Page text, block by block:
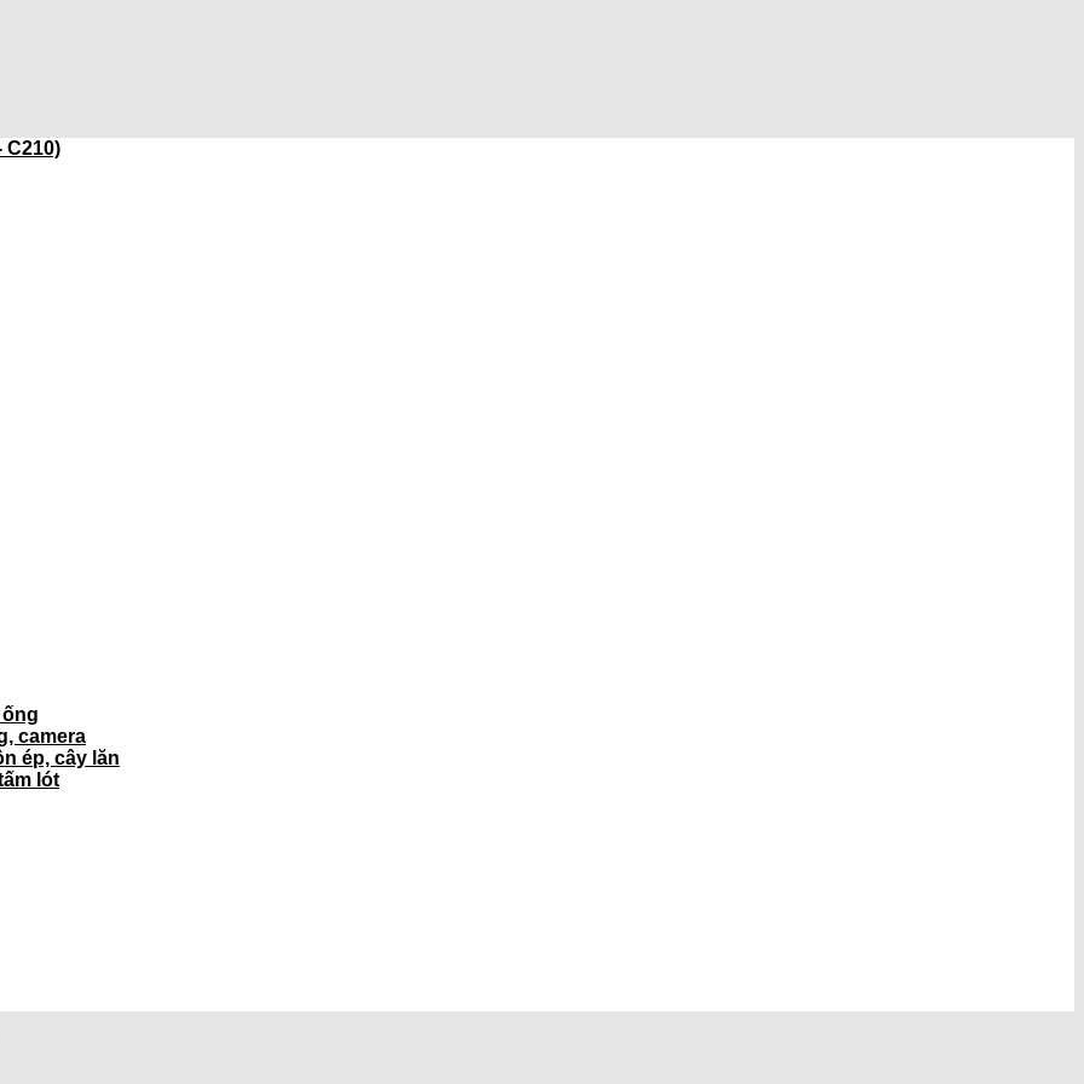
C210)
camera
ép, cây lăn
lót